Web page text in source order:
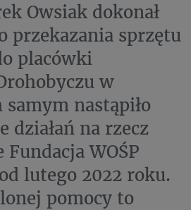
Owsiak dokonał
przekazania sprzętu
placówki
w
nastąpiło
działań na rzecz
WOŚP
lutego 2022 roku.
pomocy to